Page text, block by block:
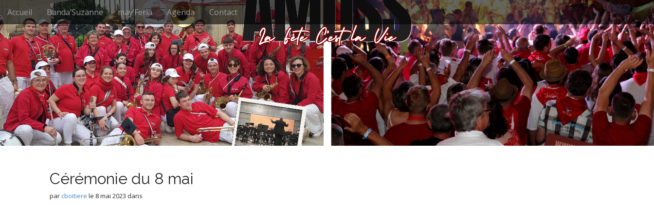
M
a
i
n
m
e
n
u
k
i
p
t
o
c
o
n
t
e
n
t
Accueil Banda’Suzanne may’Feria Agenda Contact
Cérémonie du 8 mai
par cboitiere le 8 mai 2023 dans